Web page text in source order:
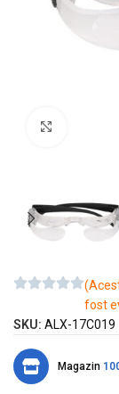
fost
SKU: ALX-17C019
Magazin